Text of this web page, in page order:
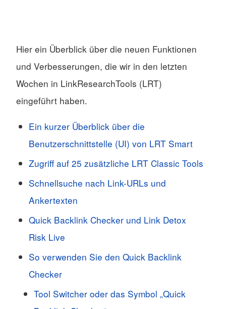
Hier ein Überblick über die neuen Funktionen
und Verbesserungen, die wir in den letzten
Wochen in LinkResearchTools (LRT)
eingeführt haben.
Ein kurzer Überblick über die
Benutzerschnittstelle (UI) von LRT Smart
Zugriff auf 25 zusätzliche LRT Classic Tools
Schnellsuche nach Link-URLs und
Ankertexten
Quick Backlink Checker und Link Detox
Risk Live
So verwenden Sie den Quick Backlink
Checker
Tool Switcher oder das Symbol „Quick